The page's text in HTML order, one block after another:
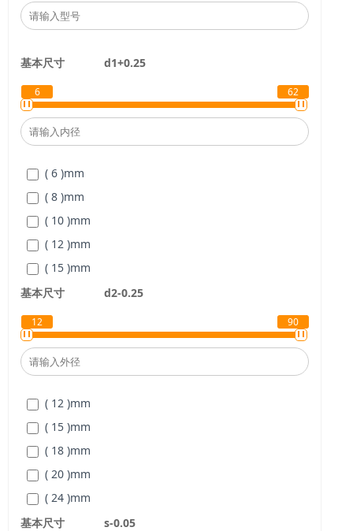
基本尺寸 d1+0.25
6 62
( 6 )mm
( 8 )mm
( 10 )mm
( 12 )mm
( 15 )mm
( 16 )
( 18 )
( 26 )mm
( 28 )mm
( 38 )mm
( 42 )mm
( 48 )mm
( 52 )mm
( 62 )mm
基本尺寸 d2-0.25
12 90
( 12 )mm
( 15 )mm
( 18 )mm
( 20 )mm
( 24 )mm
( 26 )
基本尺寸 s-0.05